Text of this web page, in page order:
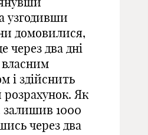
узгодивши
домовилися,
через два дні
і здійснить
розрахунок. Як
залишив 1000
через два